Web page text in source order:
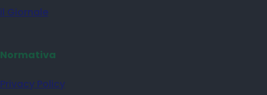
il Giornale
Normativa
Privacy Policy